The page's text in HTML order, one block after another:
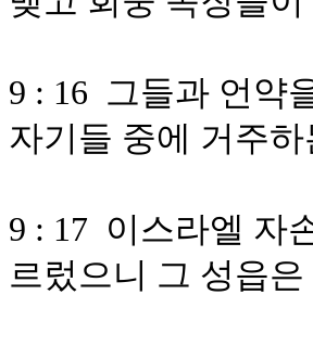
9 : 16 그들과 언약
자기들 중에 거주
9 : 17 이스라엘 자
르렀으니 그 성읍